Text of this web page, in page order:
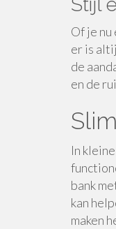
Of je
er is
de
en de
In
bank
kan
maken